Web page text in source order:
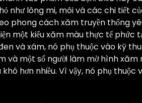
như lông mi, môi và các chi tiết
phong cách xăm truyền thống
một kiểu xăm màu thực tế phức
và xám, nó phụ thuộc vào kỹ
và một số người làm mờ hình
hơn nhiều. Vì vậy, nó phụ thuộc